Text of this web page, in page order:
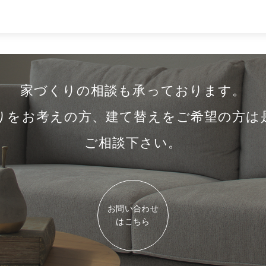
家づくりの相談も承っております。
をお考えの方、建て替えをご希望の方は
ご相談下さい。
お問い合わせ
はこちら